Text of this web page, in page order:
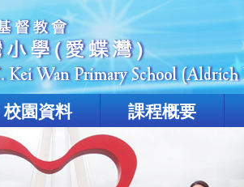
校園資料 課程概要